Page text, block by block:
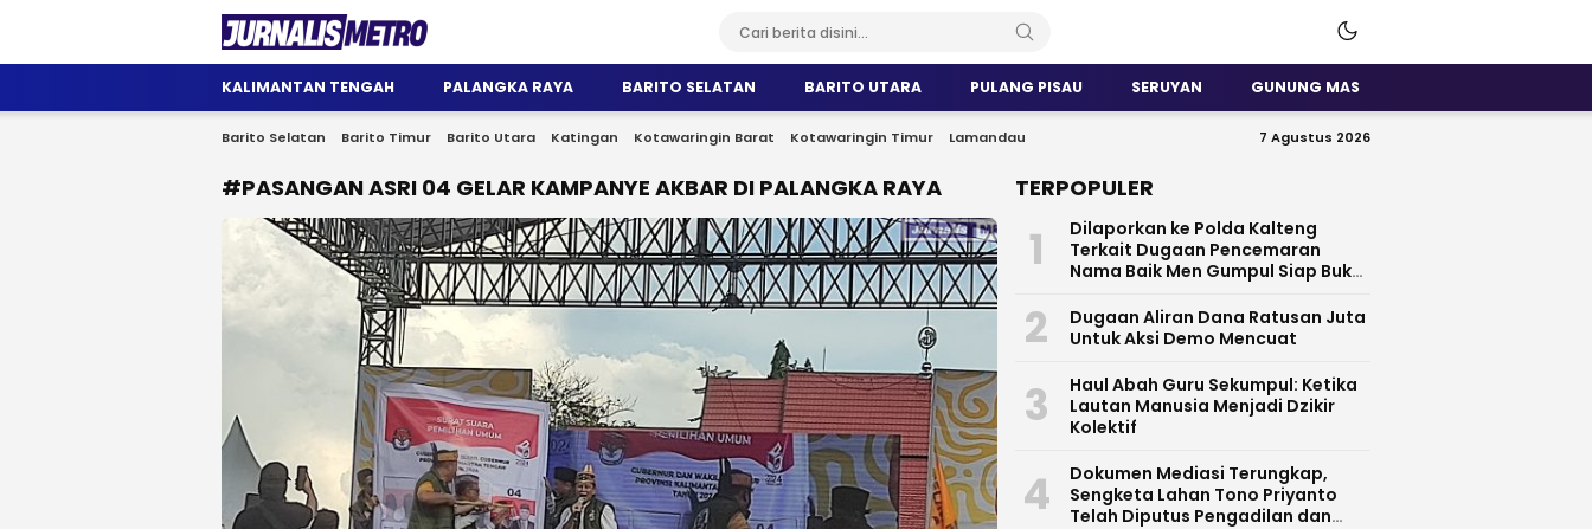
Jurnalis Metro
Satu Wadah Informasi
KALIMANTAN TENGAH PALANGKA RAYA BARITO SELATAN BARITO UTARA PULANG PISAU SERUYAN GUNUNG MAS
Barito Selatan Barito Timur Barito Utara Katingan Kotawaringin Barat Kotawaringin Timur Lamandau 7 Agustus 2026
#PASANGAN ASRI 04 GELAR KAMPANYE AKBAR DI PALANGKA RAYA TERPOPULER
1
Dilaporkan ke Polda Kalteng
Terkait Dugaan Pencemaran
Nama Baik Men Gumpul Siap Buka
2
Dugaan Aliran Dana Ratusan Juta
Untuk Aksi Demo Mencuat
3
Haul Abah Guru Sekumpul: Ketika
Lautan Manusia Menjadi Dzikir
Kolektif
4
​Dokumen Mediasi Terungkap,
Sengketa Lahan Tono Priyanto
Telah Diputus Pengadilan dan